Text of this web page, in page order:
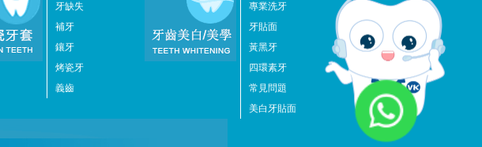
牙缺失
補牙
鑲牙
烤瓷牙
義齒
專業洗牙
牙貼面
黃黑牙
四環素牙
常見問題
美白牙貼面